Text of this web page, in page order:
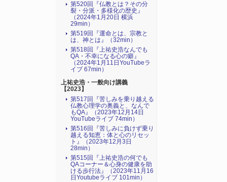
第520回『仏教とは？その分
裂・分派・多様化の歴史』
（2024年1月20日 横浜
29min）
第519回『運命とは、宗教と
は、神とは』（32min）
第518回『上祐史浩なんでも
QA・不幸になる心の癖』
（2024年1月11日YouTubeラ
イブ 67min）
上祐史浩・一般向け講義
【2023】
第517回『苦しみを乗り越える
仏教心理学の奥義と、なんで
もQA』（2023年12月14日
YouTubeライブ 74min）
第516回『苦しみに負けず乗り
越える知恵：体と心のリセッ
ト』（2023年12月3日
28min）
第515回『上祐史浩の何でも
QAコーナー＆心身の健康を助
ける歩行法』（2023年11月16
日Youtubeライブ 101min）